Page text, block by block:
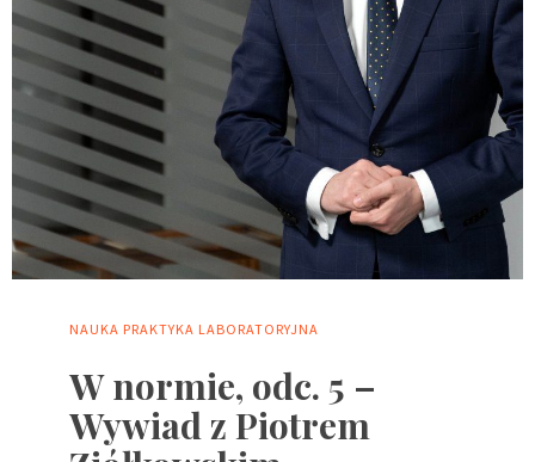
NAUKA PRAKTYKA LABORATORYJNA
W normie, odc. 5 –
Wywiad z Piotrem